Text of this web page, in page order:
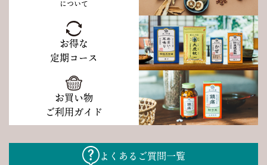
について
お得な
定期コース
お買い物
ご利用ガイド
よくあるご質問一覧